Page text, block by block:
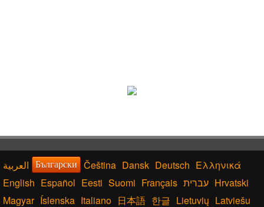
Български Čeština Dansk Deutsch Ελληνικά
English Español Eesti Suomi Français עברית Hrvatski
Magyar Íslenska Italiano 日本語 한글 Lietuvių Latviešu